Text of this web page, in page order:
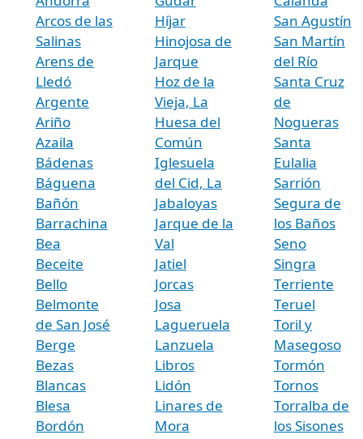
Arcos de las
Salinas
Arens de
Lledó
Argente
Ariño
Azaila
Bádenas
Báguena
Bañón
Barrachina
Bea
Beceite
Bello
Belmonte
de San José
Berge
Bezas
Blancas
Blesa
Bordón
Híjar
Hinojosa de
Jarque
Hoz de la
Vieja, La
Huesa del
Común
Iglesuela
del Cid, La
Jabaloyas
Jarque de la
Val
Jatiel
Jorcas
Josa
Lagueruela
Lanzuela
Libros
Lidón
Linares de
Mora
San Agustín
San Martín
del Río
Santa Cruz
de
Nogueras
Santa
Eulalia
Sarrión
Segura de
los Baños
Seno
Singra
Terriente
Teruel
Toril y
Masegoso
Tormón
Tornos
Torralba de
los Sisones